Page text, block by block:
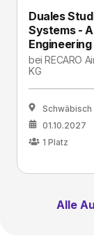
Duales
Systems -
beiRECARO
KG
Schwäbisch
01.10.2027
1 Platz
Alle